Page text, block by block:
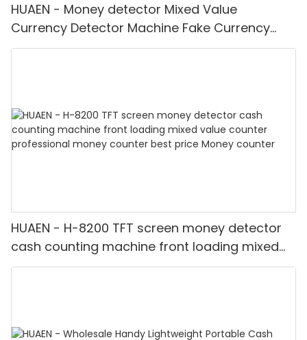
HUAEN - Money detector Mixed Value
Currency Detector Machine Fake Currency
Detector
HUAEN - H-8200 TFT screen money detector
cash counting machine front loading mixed
value counter professional money counter